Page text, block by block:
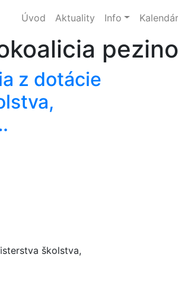
Úvod Aktuality Info Kalendár
z dotácie
školstva,